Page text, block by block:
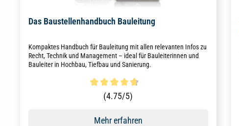
Das Baustellenhandbuch Bauleitung
Kompaktes Handbuch für Bauleitung mit allen relevanten Infos zu
Recht, Technik und Management – ideal für Bauleiterinnen und
Bauleiter in Hochbau, Tiefbau und Sanierung.
Durchschnittliche Bewertung von 4.8 von 5 Sternen
(4.75/5)
Mehr erfahren